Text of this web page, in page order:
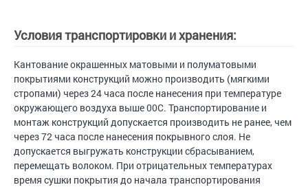
Условия транспортировки и хранения:
Кантование окрашенных матовыми и полуматовыми
покрытиями конструкций можно производить (мягкими
стропами) через 24 часа после нанесения при температуре
окружающего воздуха выше 00С. Транспортирование и
монтаж конструкций допускается производить не ранее, чем
через 72 часа после нанесения покрывного слоя. Не
допускается выгружать конструкции сбрасыванием,
перемещать волоком. При отрицательных температурах
время сушки покрытия до начала транспортирования